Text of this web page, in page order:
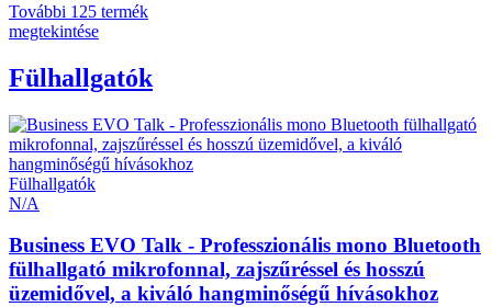
További 125 termék
megtekintése
Fülhallgatók
Fülhallgatók
N/A
Business EVO Talk - Professzionális mono Bluetooth
fülhallgató mikrofonnal, zajszűréssel és hosszú
üzemidővel, a kiváló hangminőségű hívásokhoz